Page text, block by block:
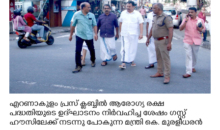
എറണാകുളം പ്രസ് ക്ലബ്ബിൽ ആരോഗ്യ രക്ഷ
പദ്ധതിയുടെ ഉദ്‌ഘാടനം നിർവഹിച്ച ശേഷം ഗസ്റ്റ്
ഹൗസിലേക്ക് നടന്നു പോകുന്ന മന്ത്രി കെ. മുരളീധരൻ